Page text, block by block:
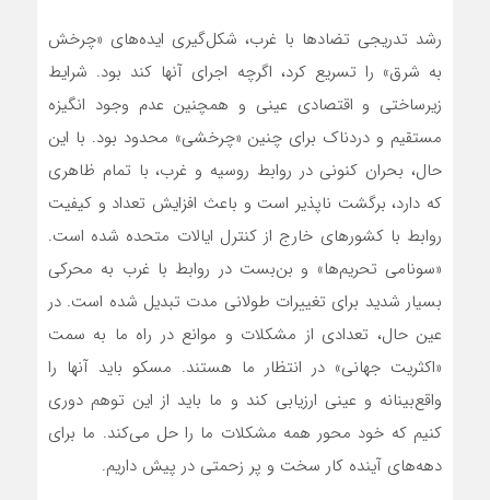
رشد تدریجی تضادها با غرب، شکل‌گیری ایده‌های «چرخش
به شرق» را تسریع کرد، اگرچه اجرای آنها کند بود. شرایط
زیرساختی و اقتصادی عینی و همچنین عدم وجود انگیزه
مستقیم و دردناک برای چنین «چرخشی» محدود بود. با این
حال، بحران کنونی در روابط روسیه و غرب، با تمام ظاهری
که دارد، برگشت ناپذیر است و باعث افزایش تعداد و کیفیت
روابط با کشورهای خارج از کنترل ایالات متحده شده است.
«سونامی تحریم‌ها» و بن‌بست در روابط با غرب به محرکی
بسیار شدید برای تغییرات طولانی مدت تبدیل شده است. در
عین حال، تعدادی از مشکلات و موانع در راه ما به سمت
«اکثریت جهانی» در انتظار ما هستند. مسکو باید آنها را
واقع‌بینانه و عینی ارزیابی کند و ما باید از این توهم دوری
کنیم که خود محور همه مشکلات ما را حل‌ می‌کند. ما برای
دهه‌های آینده کار سخت و پر زحمتی در پیش داریم.